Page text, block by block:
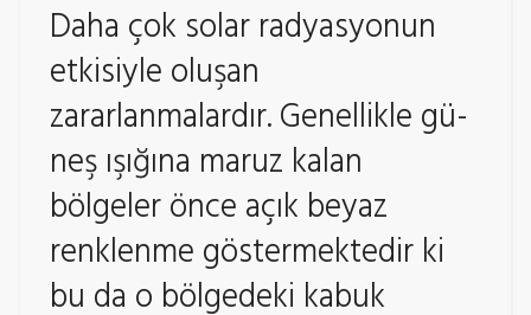
Daha çok solar radyasyonun
etkisiyle oluşan
zararlanmalardır. Genellikle gü-
neş ışığına maruz kalan
bölgeler önce açık beyaz
renklenme göstermektedir ki
bu da o bölgedeki kabuk